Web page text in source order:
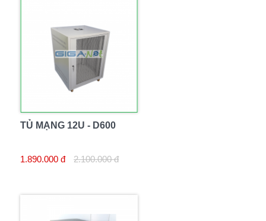
TỦ MẠNG 12U - D600
1.890.000 đ 2.100.000 đ